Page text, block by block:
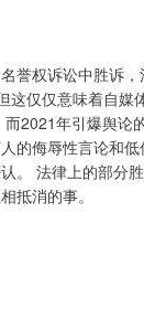
誉权诉讼中胜诉
这仅仅意味着自媒
2021年引爆舆论
的侮辱性言论和
。 法律上的部分
抵消的事。